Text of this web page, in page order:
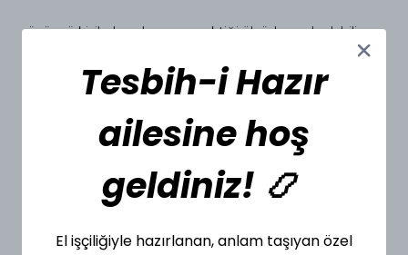
üçüncü kişilerle yalnızca gerektiği ölçüde paylaşılabilir.
5.⁠ ⁠ÇEREZLER (COOKIES)
istatistik toplamak ve reklam faaliyetlerini özelleştirmek
için çerezler kullanılmaktadır. Çerez kullanımını
tarayıcınız üzerinden kontrol edebilir, dilediğinizde devre
inceleyebilirsiniz.
Tesbih-i Hazır
ailesine hoş
geldiniz! 📿
El işçiliğiyle hazırlanan, anlam taşıyan özel